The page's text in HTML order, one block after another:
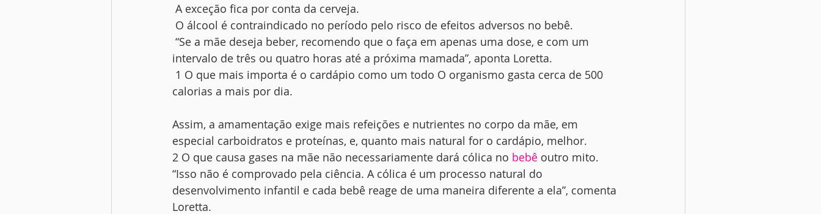
A exceção fica por conta da cerveja.
O álcool é contraindicado no período pelo risco de efeitos adversos no bebê.
“Se a mãe deseja beber, recomendo que o faça em apenas uma dose, e com um
intervalo de três ou quatro horas até a próxima mamada”, aponta Loretta.
1 O que mais importa é o cardápio como um todo O organismo gasta cerca de 500
calorias a mais por dia.
Assim, a amamentação exige mais refeições e nutrientes no corpo da mãe, em
especial carboidratos e proteínas, e, quanto mais natural for o cardápio, melhor.
2 O que causa gases na mãe não necessariamente dará cólica no bebê outro mito.
“Isso não é comprovado pela ciência. A cólica é um processo natural do
desenvolvimento infantil e cada bebê reage de uma maneira diferente a ela”, comenta
Loretta.